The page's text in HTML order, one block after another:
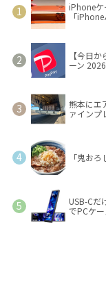
iPhoneケ
「
【今日
ーン
熊本にエ
ァインプ
「鬼お
USB-Cだ
でPCケ